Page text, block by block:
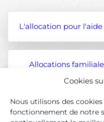
Cookies
Nous utilisons des
fonctionnement de notre
L'allocation pour l'aide
Allocations